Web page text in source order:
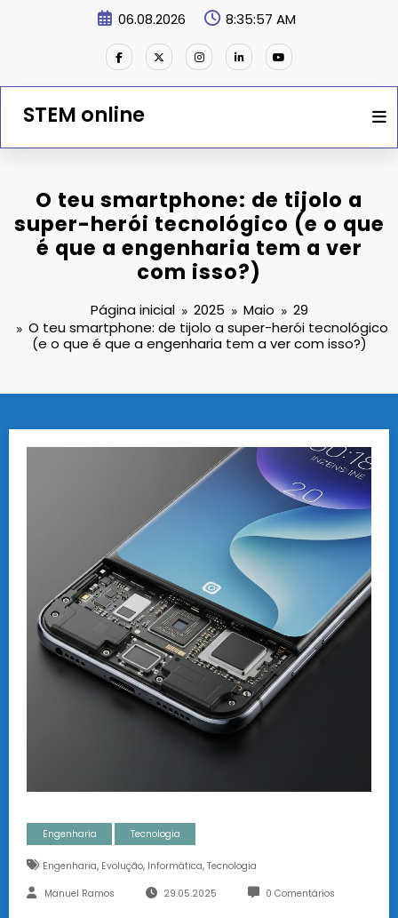
06.08.2026 8:35:57 AM
STEM online
O teu smartphone: de tijolo a
super-herói tecnológico (e o que
é que a engenharia tem a ver
com isso?)
Página inicial 2025 Maio
29
O teu smartphone: de tijolo a super-herói tecnológico
(e o que é que a engenharia tem a ver com isso?)
Engenharia Tecnologia
Engenharia, Evolução, Informática, Tecnologia
Manuel Ramos 29.05.2025 0 Comentários